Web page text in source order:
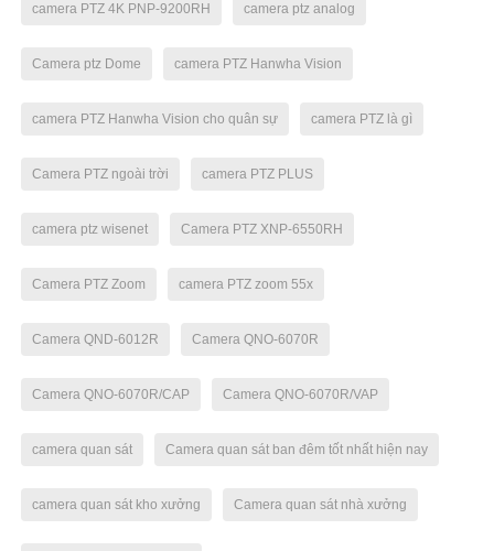
camera PTZ 4K PNP-9200RH camera ptz analog
Camera ptz Dome camera PTZ Hanwha Vision
camera PTZ Hanwha Vision cho quân sự camera PTZ là gì
Camera PTZ ngoài trời camera PTZ PLUS
camera ptz wisenet Camera PTZ XNP-6550RH
Camera PTZ Zoom camera PTZ zoom 55x
Camera QND-6012R Camera QNO-6070R
Camera QNO-6070R/CAP Camera QNO-6070R/VAP
camera quan sát Camera quan sát ban đêm tốt nhất hiện nay
camera quan sát kho xưởng Camera quan sát nhà xưởng